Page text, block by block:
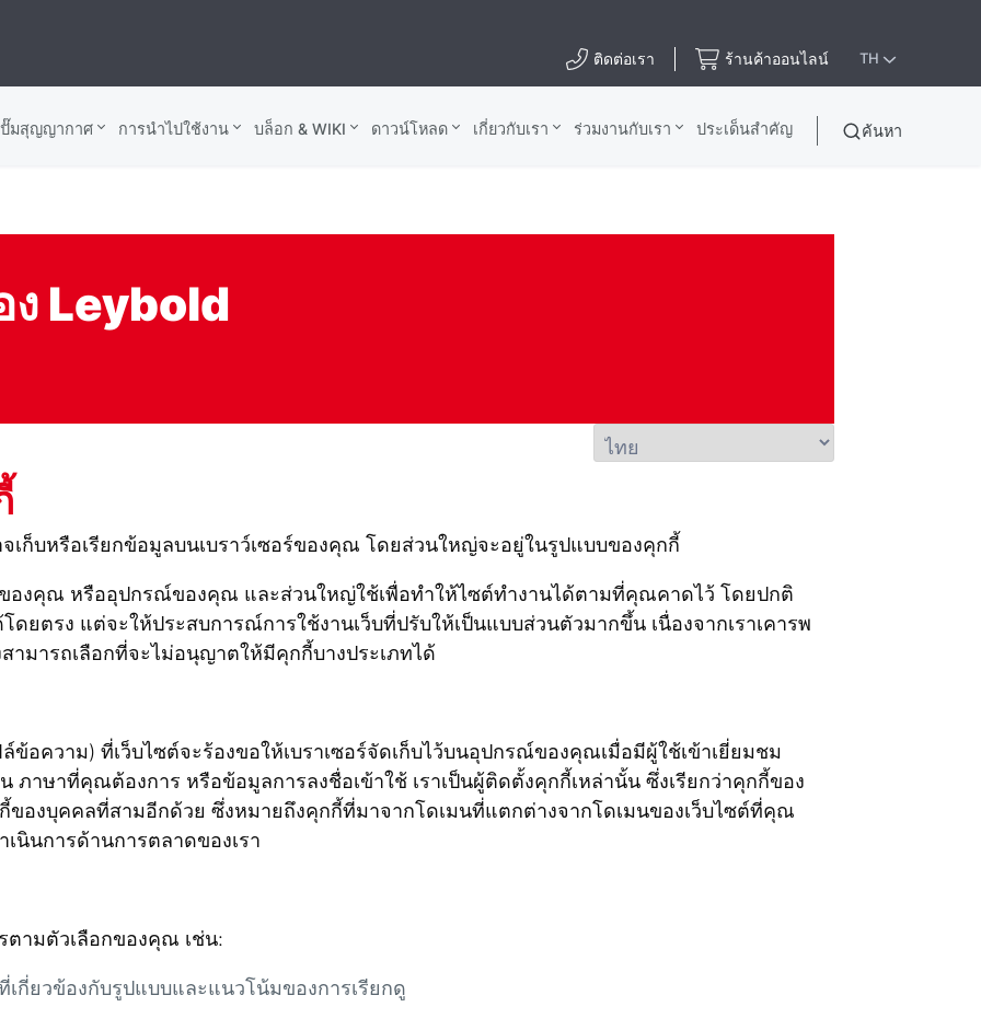
ติดต่อเรา ร้านค้าออนไลน์ TH
ปั๊มสุญญากาศ การนำไปใช้งาน บล็อก & WIKI ดาวน์โหลด เกี่ยวกับเรา ร่วมงานกับเรา ประเด็นสําคัญ ค้นหา
Leybold
เก็บหรือเรียกข้อมูลบนเบราว์เซอร์ของคุณ โดยส่วนใหญ่จะอยู่ในรูปแบบของคุกกี้
องคุณ หรืออุปกรณ์ของคุณ และส่วนใหญ่ใช้เพื่อทำให้ไซต์ทำงานได้ตามที่คุณคาดไว้ โดยปกติ
ยตรง แต่จะให้ประสบการณ์การใช้งานเว็บที่ปรับให้เป็นแบบส่วนตัวมากขึ้น เนื่องจากเราเคารพ
มารถเลือกที่จะไม่อนุญาตให้มีคุกกี้บางประเภทได้
อความ) ที่เว็บไซต์จะร้องขอให้เบราเซอร์จัดเก็บไว้บนอุปกรณ์ของคุณเมื่อมีผู้ใช้เข้าเยี่ยมชม
ภาษาที่คุณต้องการ หรือข้อมูลการลงชื่อเข้าใช้ เราเป็นผู้ติดตั้งคุกกี้เหล่านั้น ซึ่งเรียกว่าคุกกี้ของ
ของบุคคลที่สามอีกด้วย ซึ่งหมายถึงคุกกี้ที่มาจากโดเมนที่แตกต่างจากโดเมนของเว็บไซต์ที่คุณ
นินการด้านการตลาดของเรา
ตามตัวเลือกของคุณ เช่น:
กี่ยวข้องกับรูปแบบและแนวโน้มของการเรียกดู